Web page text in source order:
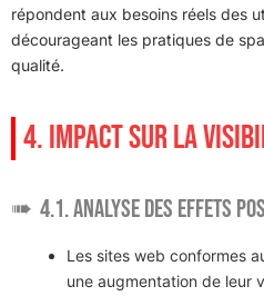
répondent aux besoins réels des
décourageant les pratiques de
qualité.
4. IMPACT SUR LA
4.1. Analyse des effets
Les sites web conformes
une augmentation de leur